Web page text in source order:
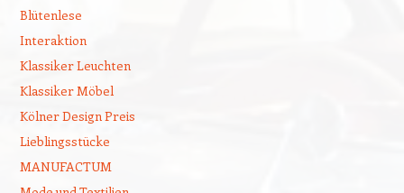
Blütenlese
Interaktion
Klassiker Leuchten
Klassiker Möbel
Kölner Design Preis
Lieblingsstücke
MANUFACTUM